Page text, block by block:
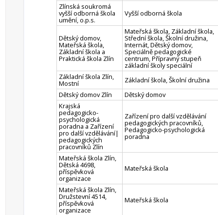
Zlínská soukromá
vyšší odborná škola
umění, o.p.s.
Vyšší odborná škola
Dětský domov,
Mateřská škola,
Základní škola a
Praktická škola Zlín
Mateřská škola, Základní škola,
Střední škola, Školní družina,
Internát, Dětský domov,
Speciálně pedagogické
centrum, Přípravný stupeň
základní školy speciální
Základní škola Zlín,
Mostní
Základní škola, Školní družina
Dětský domov Zlín
Dětský domov
Krajská
pedagogicko-
psychologická
poradna a Zařízení
pro další vzdělávání|
pedagogických
pracovníků Zlín
Zařízení pro další vzdělávání
pedagogických pracovníků,
Pedagogicko-psychologická
poradna
Mateřská škola Zlín,
Dětská 4698,
příspěvková
organizace
Mateřská škola
Mateřská škola Zlín,
Družstevní 4514,
příspěvková
organizace
Mateřská škola